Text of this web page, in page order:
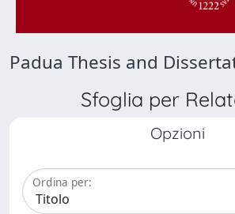
Padua Thesis and
Sfoglia per
Opzioni
Ordina per: